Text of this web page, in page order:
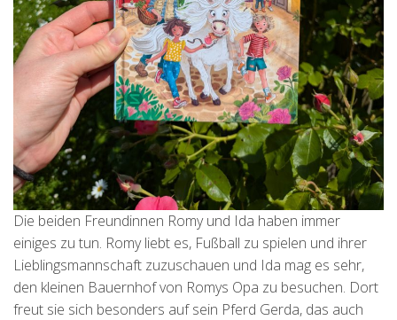
Die beiden Freundinnen Romy und Ida haben immer
einiges zu tun. Romy liebt es, Fußball zu spielen und ihrer
Lieblingsmannschaft zuzuschauen und Ida mag es sehr,
den kleinen Bauernhof von Romys Opa zu besuchen. Dort
freut sie sich besonders auf sein Pferd Gerda, das auch